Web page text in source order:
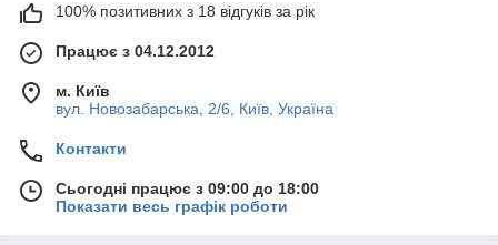
100% позитивних з 18 відгуків за рік
Працює з 04.12.2012
м. Київ
вул. Новозабарська, 2/6, Київ, Україна
Контакти
Сьогодні працює з 09:00 до 18:00
Показати весь графік роботи